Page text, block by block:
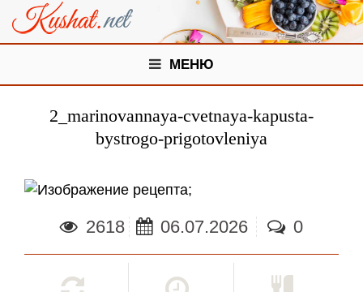
МЕНЮ
2_marinovannaya-cvetnaya-kapusta-
bystrogo-prigotovleniya
;
2618 06.07.2026 0